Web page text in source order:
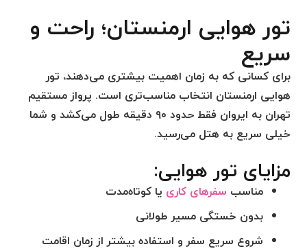
تور هوایی ارمنستان؛ راحت و
سریع
برای کسانی که به زمان اهمیت بیشتری می‌دهند، تور
هوایی ارمنستان انتخاب مناسب‌تری است. پرواز مستقیم
تهران به ایروان فقط حدود ۹۰ دقیقه طول می‌کشد و شما
خیلی سریع به هتل می‌رسید.
مزایای تور هوایی:
مناسب سفرهای کاری یا کوتاه‌مدت
بدون خستگی مسیر طولانی
شروع سریع سفر و استفاده بیشتر از زمان اقامت